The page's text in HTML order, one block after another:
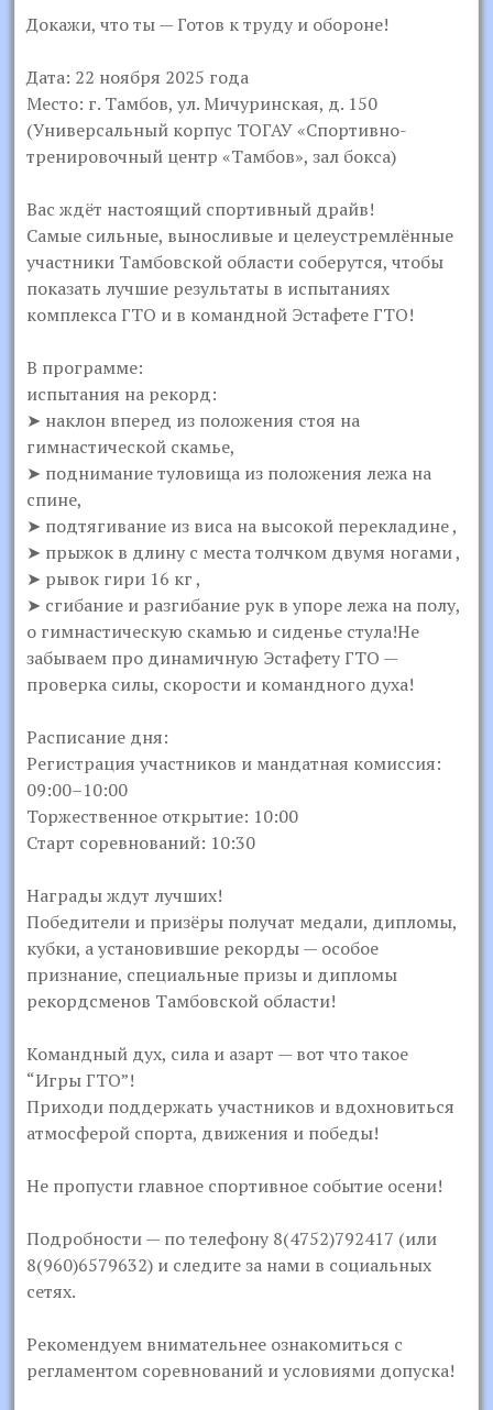
Докажи, что ты — Готов к труду и обороне!
Дата: 22 ноября 2025 года
Место: г. Тамбов, ул. Мичуринская, д. 150
(Универсальный корпус ТОГАУ «Спортивно-
тренировочный центр «Тамбов», зал бокса)
Вас ждёт настоящий спортивный драйв!
Самые сильные, выносливые и целеустремлённые
участники Тамбовской области соберутся, чтобы
показать лучшие результаты в испытаниях
комплекса ГТО и в командной Эстафете ГТО!
В программе:
испытания на рекорд:
➤ наклон вперед из положения стоя на
гимнастической скамье,
➤ поднимание туловища из положения лежа на
спине,
➤ подтягивание из виса на высокой перекладине ,
➤ прыжок в длину с места толчком двумя ногами ,
➤ рывок гири 16 кг ,
➤ сгибание и разгибание рук в упоре лежа на полу,
о гимнастическую скамью и сиденье стула!Не
забываем про динамичную Эстафету ГТО —
проверка силы, скорости и командного духа!
Расписание дня:
Регистрация участников и мандатная комиссия:
09:00–10:00
Торжественное открытие: 10:00
Старт соревнований: 10:30
Награды ждут лучших!
Победители и призёры получат медали, дипломы,
кубки, а установившие рекорды — особое
признание, специальные призы и дипломы
рекордсменов Тамбовской области!
Командный дух, сила и азарт — вот что такое
“Игры ГТО”!
Приходи поддержать участников и вдохновиться
атмосферой спорта, движения и победы!
Не пропусти главное спортивное событие осени!
Подробности — по телефону 8(4752)792417 (или
8(960)6579632) и следите за нами в социальных
сетях.
Рекомендуем внимательнее ознакомиться с
регламентом соревнований и условиями допуска!